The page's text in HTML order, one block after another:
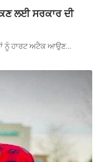
ਲਈ ਸਰਕਾਰ ਦੀ
ਨੂੰ ਹਾਰਟ ਅਟੈਕ ਆਉਣ…